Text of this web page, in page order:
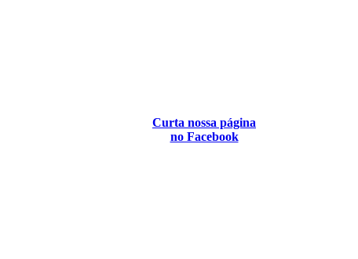
Curta nossa página
no Facebook